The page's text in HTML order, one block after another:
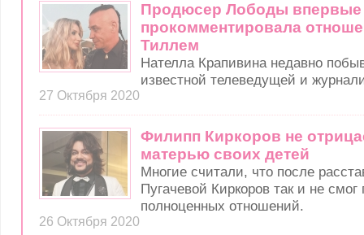
Продюсер Лободы впервые
прокомментировала
Тиллем
Нателла Крапивина недавно
известной телеведущей и
27 Октября 2020
Филипп Киркоров не
матерью своих детей
Многие считали, что после
Пугачевой Киркоров так и не смог
полноценных отношений.
26 Октября 2020